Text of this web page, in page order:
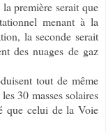
première serait que
menant à la
la seconde serait
des nuages de gaz
tout de même
30 masses solaires
que celui de la Voie